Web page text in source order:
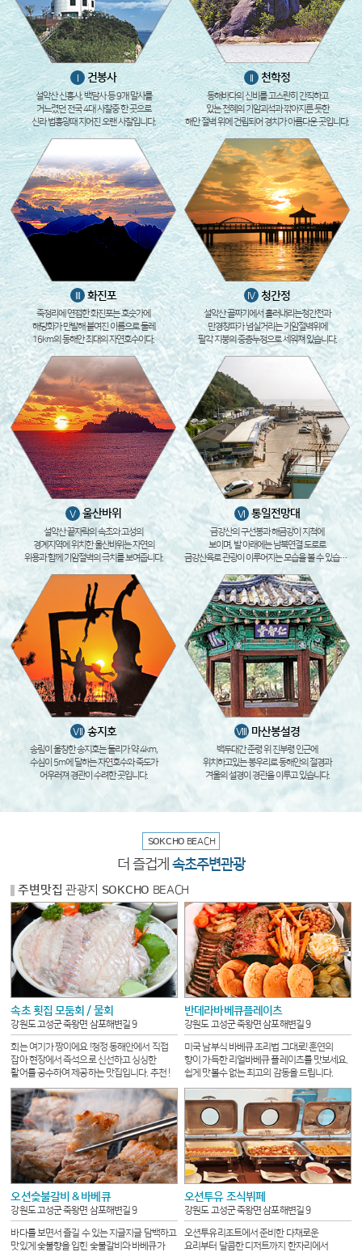
I 건봉사
설악산 신흥사, 백담사 등 9개 말사를
거느렸던 전국 4대 사찰중 한 곳으로
신라 법흥왕때 지어진 오랜 사찰입니다.
II 천학정
동해바다의 신비를 고스란히 간직하고
있는 천혜의 기암괴석과 깎아지른 듯한
해안 절벽 위에 건립되어 경치가 아름다운 곳입니다.
화진포
죽정리에 연접한 화진포는 호숫가에
해당화가 만발해 붙여진 이름으로 둘레
16km의 동해안 최대의 자연호수이다.
IV 청간정
설악산 골짜기에서 흘러내리는청간천과
만경창파가 넘실거리는 기암절벽위에
팔각 지붕의 중층누정으로 세워져 있습니다.
V 울산바위
설악산 끝자락의 속초와 고성의
경계지역에 위치한 울산바위는 자연의
위용과 함께 기암절벽의 극치를 보여줍니다.
VI 통일전망대
금강산의 구선봉과 해금강이 지척에
보이며, 발 아래에는 남북연결 도로로
금강산육로 관광이 이루어지는 모습을 볼 수 있습니다.
VII 송지호
송림이 울창한 송지호는 둘리가 약 4km,
수심이 5m에 달하는 자연호수와 죽도가
어우러져 경관이 수려한 곳입니다.
VIII 마산봉설경
백두대간 준령 위 진부령 인근에
위치하고있는 봉우리로 동해안의 절경과
겨울의 설경이 경관을 이루고 있습니다.
SOKCHOBEACH
더 즐겁게 속초주변관광
주변맛집 관광지 SOKCHO BEACH
속초 횟집 모둠회 / 물회
강원도 고성군 죽왕면 삼포해변길 9
회는 여기가 짱이에요 !청정 동해안에서 직접
잡아 현장에서 즉석으로 신선하고 싱싱한
활어를 공수하여 제공하는 맛집입니다. 추천 !
반데라바베큐플레이츠
강원도 고성군 죽왕면 삼포해변길 9
미국 남부식 바베큐 조리법 그대로! 훈연의
향이 가득한 리얼바베큐 플레이츠를 맛보세요.
쉽게 맛볼수 없는 최고의 감동을 드립니다.
오션숯불갈비 & 바베큐
강원도 고성군 죽왕면 삼포해변길 9
바다를 보면서 즐길 수 있는 지글지글 담백하고
맛있게 숯불향을 입힌 숯불갈비와 바베큐가
오션투유 조식뷔페
강원도 고성군 죽왕면 삼포해변길 9
오션투유리조트에서 준비한 다채로운
요리부터 달콤한 디저트까지 한자리에서